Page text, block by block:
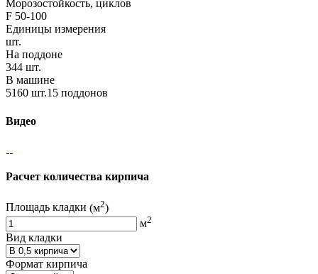
Морозостойкость, циклов
F 50-100
Единицы измерения
шт.
На поддоне
344 шт.
В машине
5160 шт.15 поддонов
Видео
Расчет количества кирпича
Площадь кладки (м2)
м2
Вид кладки
Формат кирпича